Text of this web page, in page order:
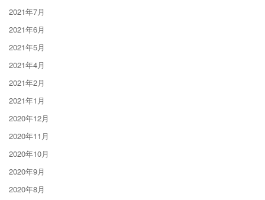
2021年7月
2021年6月
2021年5月
2021年4月
2021年2月
2021年1月
2020年12月
2020年11月
2020年10月
2020年9月
2020年8月